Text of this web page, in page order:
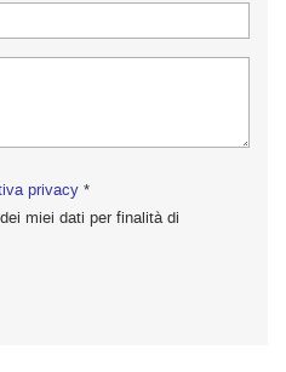
privacy *
miei dati per finalità di